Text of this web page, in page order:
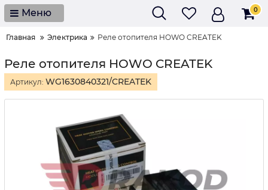
Меню 0
Главная Электрика Реле отопителя HOWO CREATEK
Реле отопителя HOWO CREATEK
Артикул: WG1630840321/CREATEK